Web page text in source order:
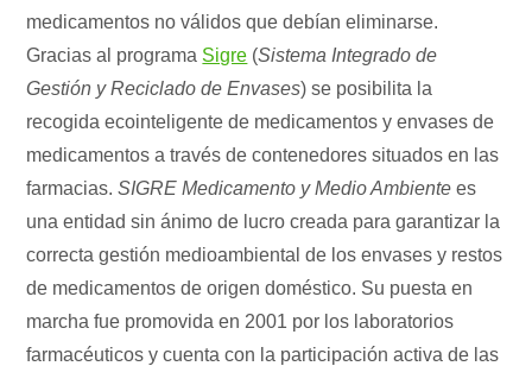
medicamentos no válidos que debían eliminarse.
Gracias al programa Sigre (Sistema Integrado de
Gestión y Reciclado de Envases) se posibilita la
recogida ecointeligente de medicamentos y envases de
medicamentos a través de contenedores situados en las
farmacias.SIGRE Medicamento y Medio Ambiente es
una entidad sin ánimo de lucro creada para garantizar la
correcta gestión medioambiental de los envases y restos
de medicamentos de origen doméstico. Su puesta en
marcha fue promovida en 2001 por los laboratorios
farmacéuticos y cuenta con la participación activa de las